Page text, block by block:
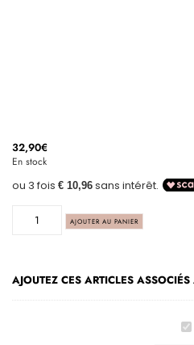
32,90€
En stock
AJOUTER AU PANIER
AJOUTEZ CES ARTICLES